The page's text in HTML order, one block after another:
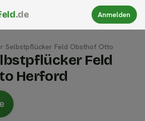
.de Anmelden
Selbstpflücker Feld Obsthof Otto
Feld
Herford